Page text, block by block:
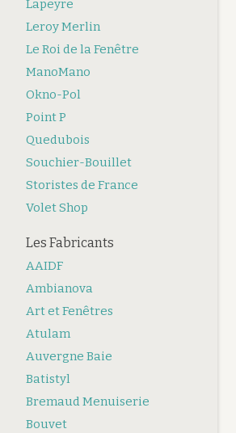
Lapeyre
Leroy Merlin
Le Roi de la Fenêtre
ManoMano
Okno-Pol
Point P
Quedubois
Souchier-Bouillet
Storistes de France
Volet Shop
Les Fabricants
AAIDF
Ambianova
Art et Fenêtres
Atulam
Auvergne Baie
Batistyl
Bremaud Menuiserie
Bouvet